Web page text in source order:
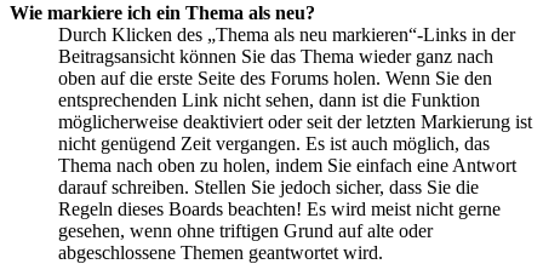
Wie markiere ich ein Thema als neu?
Durch Klicken des „Thema als neu markieren“-Links in der
Beitragsansicht können Sie das Thema wieder ganz nach
oben auf die erste Seite des Forums holen. Wenn Sie den
entsprechenden Link nicht sehen, dann ist die Funktion
möglicherweise deaktiviert oder seit der letzten Markierung ist
nicht genügend Zeit vergangen. Es ist auch möglich, das
Thema nach oben zu holen, indem Sie einfach eine Antwort
darauf schreiben. Stellen Sie jedoch sicher, dass Sie die
Regeln dieses Boards beachten! Es wird meist nicht gerne
gesehen, wenn ohne triftigen Grund auf alte oder
abgeschlossene Themen geantwortet wird.